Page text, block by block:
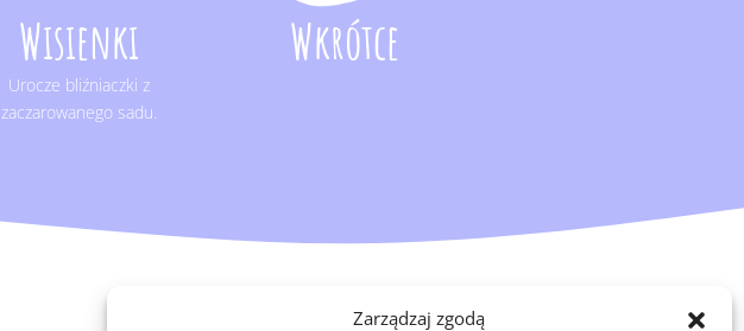
Zarządzaj zgodą
Wisienki
Urocze bliźniaczki z
zaczarowanego sadu.
Wkrótce